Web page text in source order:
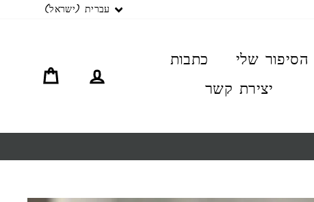
שפהעברית (ישראל)
הסיפור שלי
כתבות
יצירת קשר
התחברות